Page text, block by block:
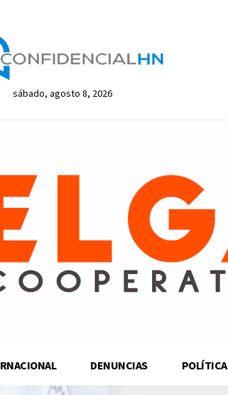
sábado, agosto 8, 2026
DENUNCIAS POLÍTICA